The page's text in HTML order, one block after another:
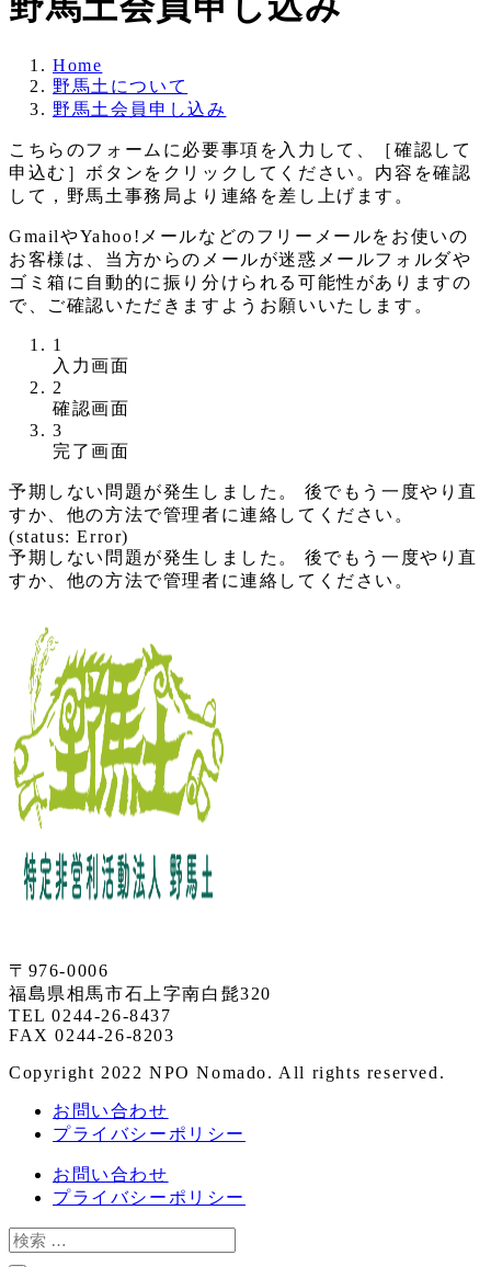
Home
野馬土について
野馬土会員申し込み
こちらのフォームに必要事項を入力して、［確認して
申込む］ボタンをクリックしてください。内容を確認
して，野馬土事務局より連絡を差し上げます。
GmailやYahoo!メールなどのフリーメールをお使いの
お客様は、当方からのメールが迷惑メールフォルダや
ゴミ箱に自動的に振り分けられる可能性がありますの
で、ご確認いただきますようお願いいたします。
1
入力画面
れ
て
い
る
画
面
す。
2
確認画面
さ
れ
て
い
る
で
す。
3
完了画面
表
示
れ
て
画
面
で
す。
予期しない問題が発生しました。 後でもう一度やり直
すか、他の方法で管理者に連絡してください。
(status: Error)
予期しない問題が発生しました。 後でもう一度やり直
すか、他の方法で管理者に連絡してください。
〒976-0006
福島県相馬市石上字南白髭320
TEL 0244-26-8437
FAX 0244-26-8203
Copyright 2022 NPO Nomado. All rights reserved.
お問い合わせ
プライバシーポリシー
お問い合わせ
プライバシーポリシー
検